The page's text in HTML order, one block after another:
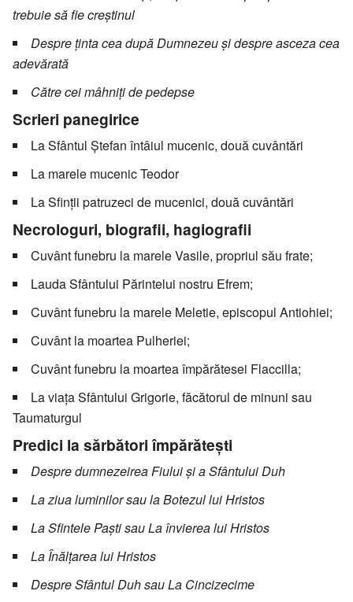
trebuie să fie creștinul
Despre ţinta cea după Dumnezeu şi despre asceza cea
adevărată
Către cei mâhniţi de pedepse
Scrieri panegirice
La Sfântul Ştefan întâiul mucenic, două cuvântări
La marele mucenic Teodor
La Sfinţii patruzeci de mucenici, două cuvântări
Necrologuri, biografii, hagiografii
Cuvânt funebru la marele Vasile, propriul său frate;
Lauda Sfântului Părintelui nostru Efrem;
Cuvânt funebru la marele Meletie, episcopul Antiohiei;
Cuvânt la moartea Pulheriei;
Cuvânt funebru la moartea împărătesei Flaccilla;
La viaţa Sfântului Grigorie, făcătorul de minuni sau
Taumaturgul
Predici la sărbători împărăteşti
Despre dumnezeirea Fiului și a Sfântului Duh
La ziua luminilor sau la Botezul lui Hristos
La Sfintele Paști sau La învierea lui Hristos
La Înălțarea lui Hristos
Despre Sfântul Duh sau La Cincizecime